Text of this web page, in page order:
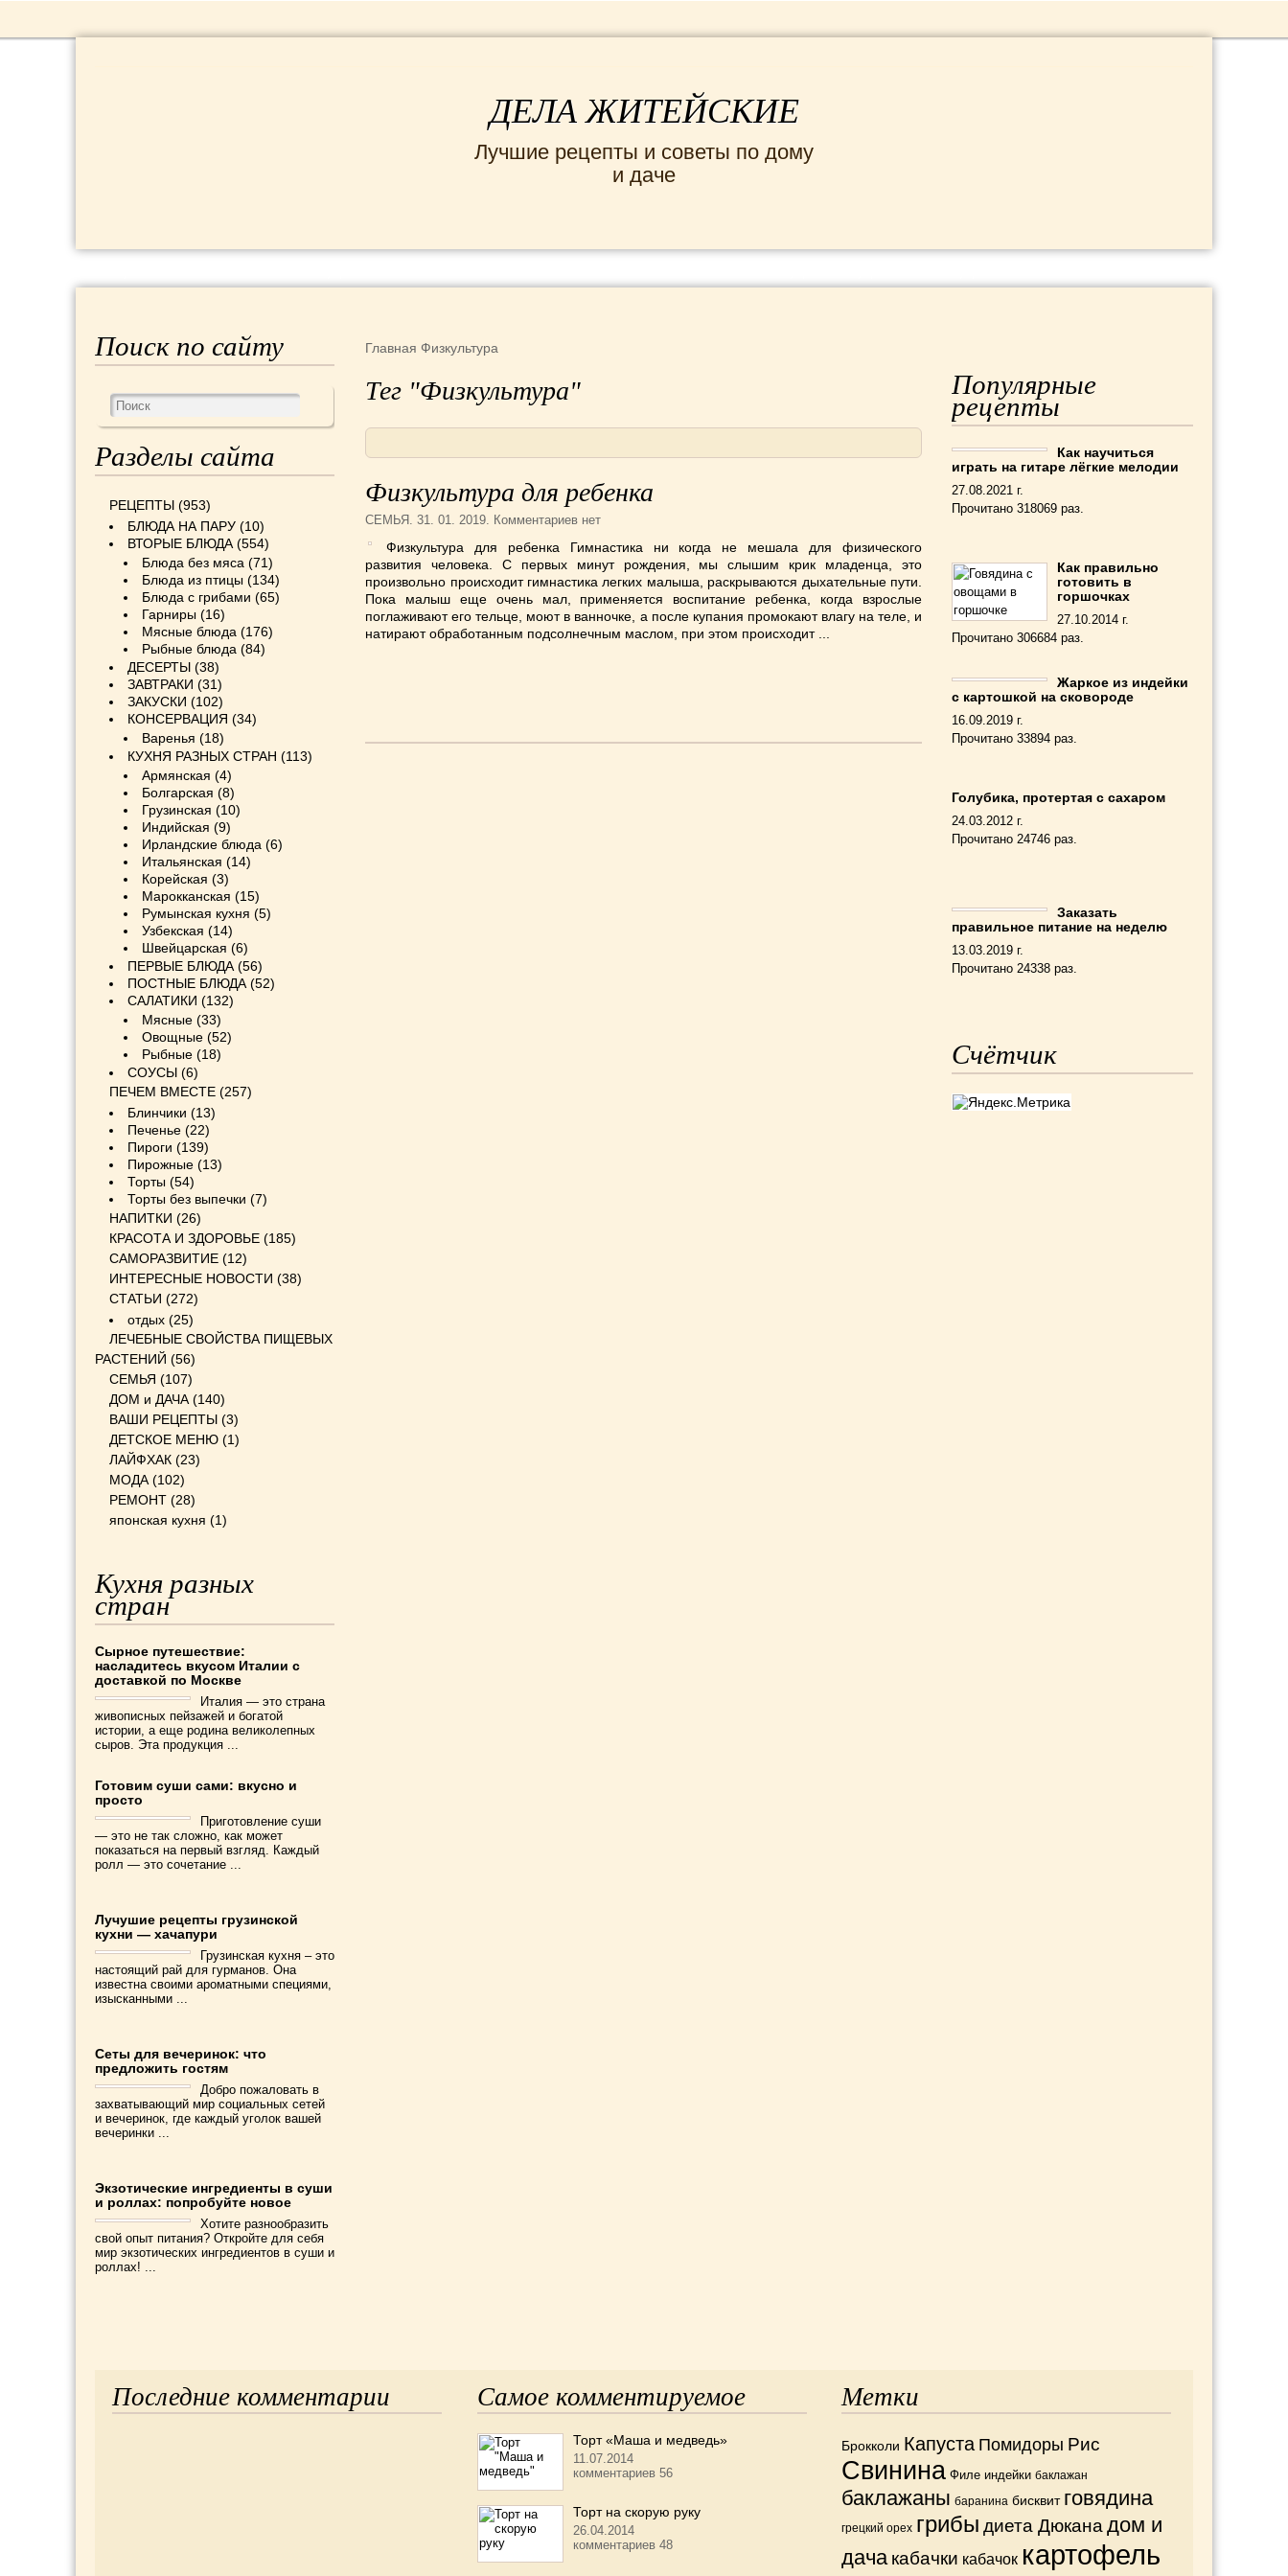
ДЕЛА ЖИТЕЙСКИЕ
Лучшие рецепты и советы по дому
и даче
Главная Физкультура
Тег "Физкультура"
Физкультура для ребенка
СЕМЬЯ . 31. 01. 2019. Комментариев нет
Физкультура для ребенка Гимнастика ни когда не мешала для физического
развития человека. С первых минут рождения, мы слышим крик младенца, это
произвольно происходит гимнастика легких малыша, раскрываются дыхательные пути.
Пока малыш еще очень мал, применяется воспитание ребенка, когда взрослые
поглаживают его тельце, моют в ванночке, а после купания промокают влагу на теле, и
натирают обработанным подсолнечным маслом, при этом происходит ...
Поиск по сайту
Разделы сайта
РЕЦЕПТЫ (953)
БЛЮДА НА ПАРУ (10)
ВТОРЫЕ БЛЮДА (554)
Блюда без мяса (71)
Блюда из птицы (134)
Блюда с грибами (65)
Гарниры (16)
Мясные блюда (176)
Рыбные блюда (84)
ДЕСЕРТЫ (38)
ЗАВТРАКИ (31)
ЗАКУСКИ (102)
КОНСЕРВАЦИЯ (34)
Варенья (18)
КУХНЯ РАЗНЫХ СТРАН (113)
Армянская (4)
Болгарская (8)
Грузинская (10)
Индийская (9)
Ирландские блюда (6)
Итальянская (14)
Корейская (3)
Марокканская (15)
Румынская кухня (5)
Узбекская (14)
Швейцарская (6)
ПЕРВЫЕ БЛЮДА (56)
ПОСТНЫЕ БЛЮДА (52)
САЛАТИКИ (132)
Мясные (33)
Овощные (52)
Рыбные (18)
СОУСЫ (6)
ПЕЧЕМ ВМЕСТЕ (257)
Блинчики (13)
Печенье (22)
Пироги (139)
Пирожные (13)
Торты (54)
Торты без выпечки (7)
НАПИТКИ (26)
КРАСОТА И ЗДОРОВЬЕ (185)
САМОРАЗВИТИЕ (12)
ИНТЕРЕСНЫЕ НОВОСТИ (38)
СТАТЬИ (272)
отдых (25)
ЛЕЧЕБНЫЕ СВОЙСТВА ПИЩЕВЫХ
РАСТЕНИЙ (56)
СЕМЬЯ (107)
ДОМ и ДАЧА (140)
ВАШИ РЕЦЕПТЫ (3)
ДЕТСКОЕ МЕНЮ (1)
ЛАЙФХАК (23)
МОДА (102)
РЕМОНТ (28)
японская кухня (1)
Кухня разных
стран
Сырное путешествие:
насладитесь вкусом Италии с
доставкой по Москве
Италия — это страна
живописных пейзажей и богатой
истории, а еще родина великолепных
сыров. Эта продукция ...
Готовим суши сами: вкусно и
просто
Приготовление суши
— это не так сложно, как может
показаться на первый взгляд. Каждый
ролл — это сочетание ...
Лучушие рецепты грузинской
кухни — хачапури
Грузинская кухня – это
настоящий рай для гурманов. Она
известна своими ароматными специями,
изысканными ...
Сеты для вечеринок: что
предложить гостям
Добро пожаловать в
захватывающий мир социальных сетей
и вечеринок, где каждый уголок вашей
вечеринки ...
Экзотические ингредиенты в суши
и роллах: попробуйте новое
Хотите разнообразить
свой опыт питания? Откройте для себя
мир экзотических ингредиентов в суши и
роллах! ...
Популярные
рецепты
Как научиться
играть на гитаре лёгкие мелодии
27.08.2021 г.
Прочитано 318069 раз.
Как правильно
готовить в
горшочках
27.10.2014 г.
Прочитано 306684 раз.
Жаркое из индейки
с картошкой на сковороде
16.09.2019 г.
Прочитано 33894 раз.
Голубика, протертая с сахаром
24.03.2012 г.
Прочитано 24746 раз.
Заказать
правильное питание на неделю
13.03.2019 г.
Прочитано 24338 раз.
Счётчик
Последние комментарии Самое комментируемое
Торт «Маша и медведь»
11.07.2014
комментариев 56
Торт на скорую руку
26.04.2014
комментариев 48
Метки
Брокколи Капуста Помидоры Рис
Свинина Филе индейки баклажан
баклажаны баранина бисквит говядина
грецкий орех грибы диета Дюкана дом и
дача кабачки кабачок картофель